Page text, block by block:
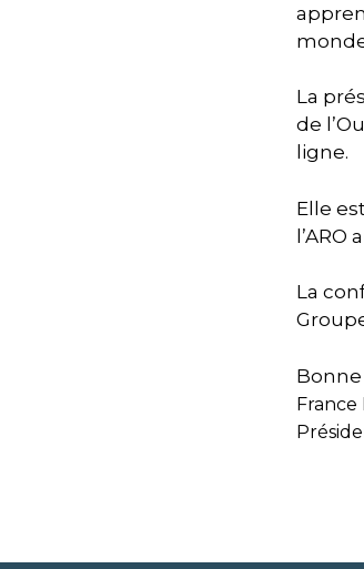
La
de
ligne.
Elle
La
France